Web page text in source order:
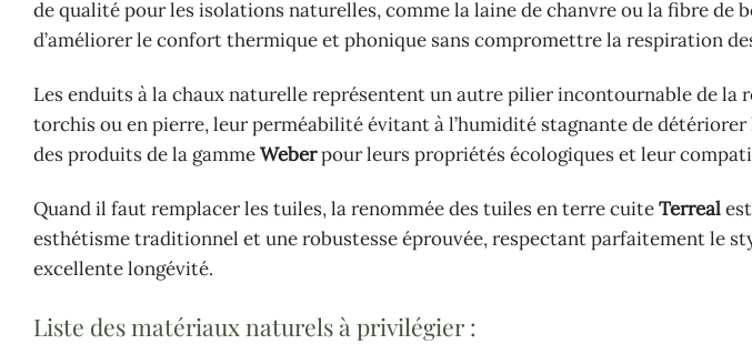
de qualité pour les isolations naturelles, comme la laine de chanvre ou la fibre de
d’améliorer le confort thermique et phonique sans compromettre la respiration
Les enduits à la chaux naturelle représentent un autre pilier incontournable de la
torchis ou en pierre, leur perméabilité évitant à l’humidité stagnante de
des produits de la gammeWeberpour leurs propriétés écologiques et leur
Quand il faut remplacer les tuiles, la renommée des tuiles en terre cuiteTerreal
esthétisme traditionnel et une robustesse éprouvée, respectant parfaitement le
excellente longévité.
Liste des matériaux naturels à privilégier :